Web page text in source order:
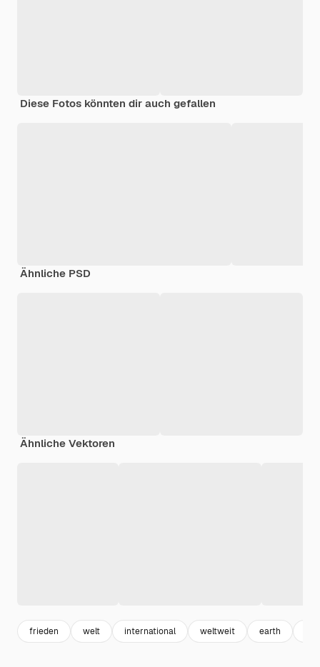
Diese Fotos könnten dir auch gefallen
Ähnliche PSD
Ähnliche Vektoren
frieden welt international weltweit earth